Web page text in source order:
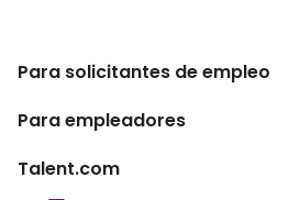
Para solicitantes de empleo
Buscador de trabajo
Para empleadores
Empresa
Talent.com